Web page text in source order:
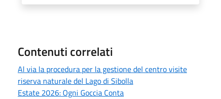
Contenuti correlati
Al via la procedura per la gestione del centro visite
riserva naturale del Lago di Sibolla
Estate 2026: Ogni Goccia Conta